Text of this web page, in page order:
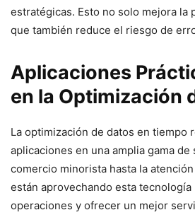
estratégicas. Esto no solo mejora la
que también reduce el riesgo de
Aplicaciones
en la Optimización
La optimización de datos en tiempo
aplicaciones en una amplia gama
comercio minorista hasta la
están aprovechando esta tecnología
operaciones y ofrecer un mejor